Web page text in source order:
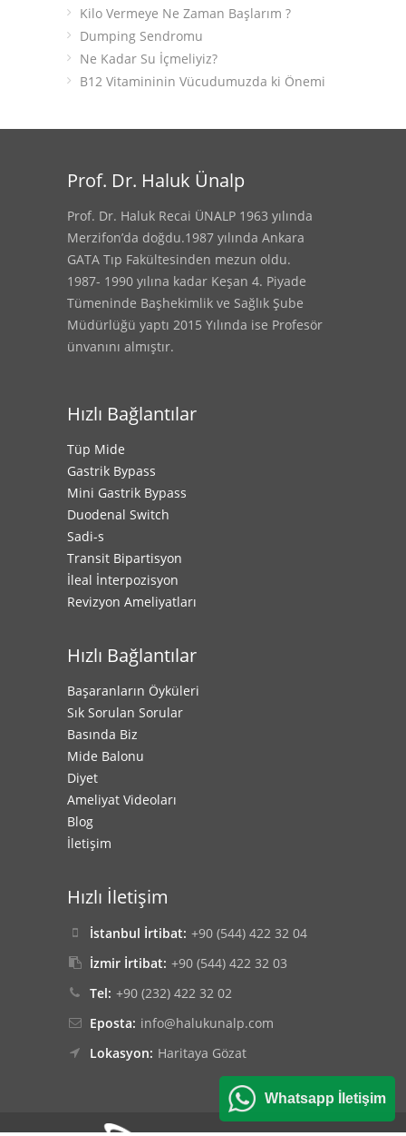
Kilo Vermeye Ne Zaman Başlarım ?
Dumping Sendromu
Ne Kadar Su İçmeliyiz?
B12 Vitamininin Vücudumuzda ki Önemi
Prof. Dr. Haluk Ünalp
Prof. Dr. Haluk Recai ÜNALP 1963 yılında
Merzifon’da doğdu.1987 yılında Ankara
GATA Tıp Fakültesinden mezun oldu.
1987- 1990 yılına kadar Keşan 4. Piyade
Tümeninde Başhekimlik ve Sağlık Şube
Müdürlüğü yaptı 2015 Yılında ise Profesör
ünvanını almıştır.
Hızlı Bağlantılar
Tüp Mide
Gastrik Bypass
Mini Gastrik Bypass
Duodenal Switch
Sadi-s
Transit Bipartisyon
İleal İnterpozisyon
Revizyon Ameliyatları
Hızlı Bağlantılar
Başaranların Öyküleri
Sık Sorulan Sorular
Basında Biz
Mide Balonu
Diyet
Ameliyat Videoları
Blog
İletişim
Hızlı İletişim
İstanbul İrtibat: +90 (544) 422 32 04
İzmir İrtibat: +90 (544) 422 32 03
Tel: +90 (232) 422 32 02
Eposta: info@halukunalp.com
Lokasyon: Haritaya Gözat
Whatsapp İletişim